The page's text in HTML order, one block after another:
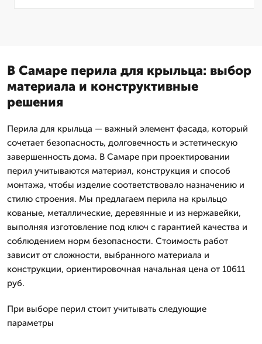
В Самаре перила для крыльца: выбор
материала и конструктивные
решения
Перила для крыльца — важный элемент фасада, который
сочетает безопасность, долговечность и эстетическую
завершенность дома. В Самаре при проектировании
перил учитываются материал, конструкция и способ
монтажа, чтобы изделие соответствовало назначению и
стилю строения. Мы предлагаем перила на крыльцо
кованые, металлические, деревянные и из нержавейки,
выполняя изготовление под ключ с гарантией качества и
соблюдением норм безопасности. Стоимость работ
зависит от сложности, выбранного материала и
конструкции, ориентировочная начальная цена от 10611
руб.
При выборе перил стоит учитывать следующие
параметры